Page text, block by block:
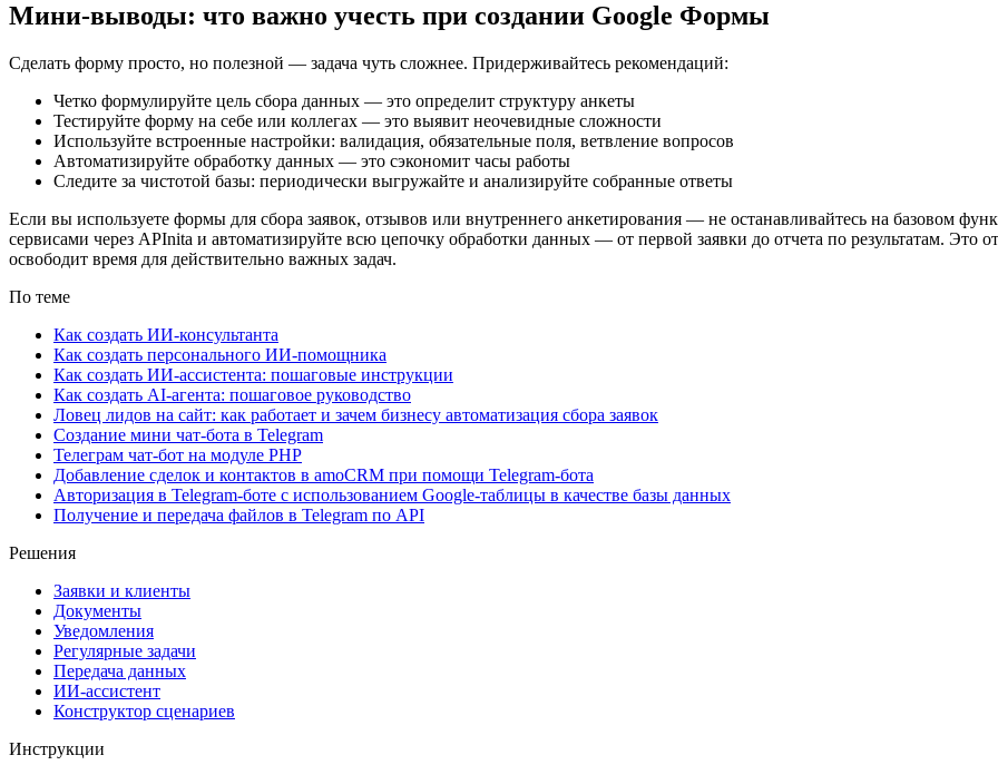
Мини-выводы: что важно учесть при создании Google Формы
Сделать форму просто, но полезной — задача чуть сложнее. Придерживайтесь рекомендаций:
Четко формулируйте цель сбора данных — это определит структуру анкеты
Тестируйте форму на себе или коллегах — это выявит неочевидные сложности
Используйте встроенные настройки: валидация, обязательные поля, ветвление вопросов
Автоматизируйте обработку данных — это сэкономит часы работы
Следите за чистотой базы: периодически выгружайте и анализируйте собранные ответы
Если вы используете формы для сбора заявок, отзывов или внутреннего анкетирования — не останавливайтесь на базовом
сервисами через APInita и автоматизируйте всю цепочку обработки данных — от первой заявки до отчета по результатам. Это
освободит время для действительно важных задач.
По теме
Как создать ИИ-консультанта
Как создать персонального ИИ-помощника
Как создать ИИ-ассистента: пошаговые инструкции
Как создать AI-агента: пошаговое руководство
Ловец лидов на сайт: как работает и зачем бизнесу автоматизация сбора заявок
Создание мини чат-бота в Telegram
Телеграм чат-бот на модуле PHP
Добавление сделок и контактов в amoCRM при помощи Telegram-бота
Авторизация в Telegram-боте с использованием Google-таблицы в качестве базы данных
Получение и передача файлов в Telegram по API
Решения
Заявки и клиенты
Документы
Уведомления
Регулярные задачи
Передача данных
ИИ-ассистент
Конструктор сценариев
Инструкции